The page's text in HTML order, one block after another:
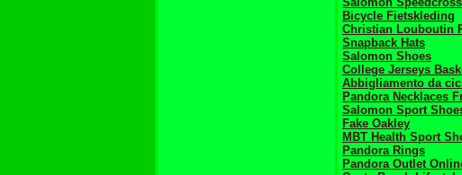
Bicycle Fietskleding
Christian Louboutin
Snapback Hats
Salomon Shoes
College Jerseys
Abbigliamento da
Pandora Necklaces
Salomon Sport
Fake Oakley
MBT Health Sport
Pandora Rings
Pandora Outlet